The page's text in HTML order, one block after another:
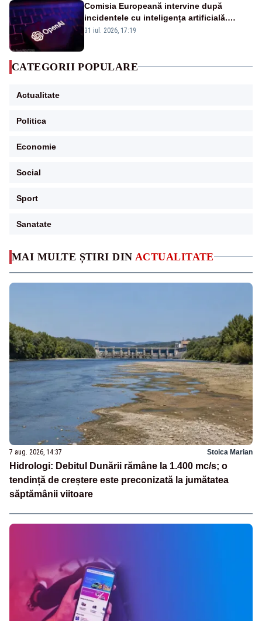
MAI MULTE ȘTIRI DIN ACTUALITATE
7 aug. 2026, 14:37 Stoica Marian
Hidrologi: Debitul Dunării rămâne la 1.400 mc/s; o
tendință de creștere este preconizată la jumătatea
săptămânii viitoare
Comisia Europeană intervine după
incidentele cu inteligența artificială.
OpenAI și Anthropic, vizate
31 iul. 2026, 17:19
CATEGORII POPULARE
Actualitate
Politica
Economie
Social
Sport
Sanatate